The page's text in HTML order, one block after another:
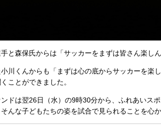
と森保氏からは「サッカーをまずは皆さん楽し
川くんからも「まずは心の底からサッカーを楽
ことができました。
ドは翌26日（水）の9時30分から、ふれあいス
んな子どもたちの姿を試合で見られることを心か